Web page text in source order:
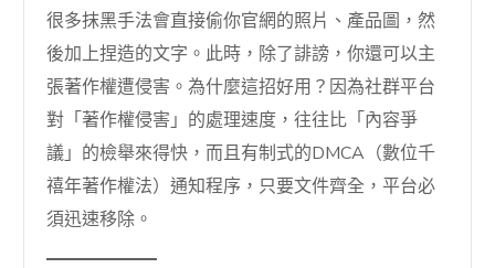
很多抹黑手法會直接偷你官網的照片、產品圖，然
後加上捏造的文字。此時，除了誹謗，你還可以主
張著作權遭侵害。為什麼這招好用？因為社群平台
對「著作權侵害」的處理速度，往往比「內容爭
議」的檢舉來得快，而且有制式的DMCA（數位千
禧年著作權法）通知程序，只要文件齊全，平台必
須迅速移除。